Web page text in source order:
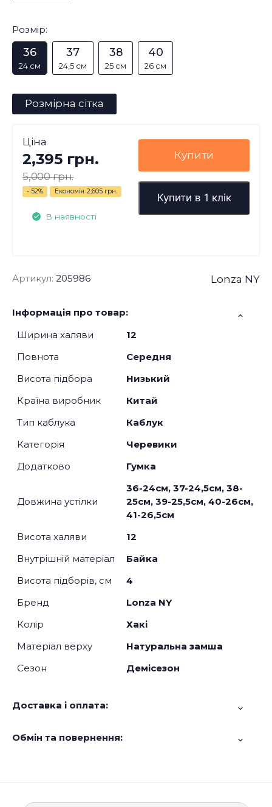
Розмір:
36
24 см
37
24,5 см
38
25 см
40
26 см
Розмірна сітка
Ціна
2,395 грн.
5,000 грн.
- 52% Економія 2,605 грн.
В наявності
Купити
Купити в 1 клік
Артикул: 205986 Lonza NY
Інформація про товар:
Ширина халяви
12
Повнота
Середня
Висота підбора
Низький
Країна виробник
Китай
Тип каблука
Каблук
Категорія
Черевики
Додатково
Гумка
Довжина устілки
36-24см, 37-24,5см, 38-
25см, 39-25,5см, 40-26см,
41-26,5см
Висота халяви
12
Внутрішній матеріал
Байка
Висота підборів, см
4
Бренд
Lonza NY
Колір
Хакі
Матеріал верху
Натуральна замша
Сезон
Демісезон
Доставка і оплата:
Обмін та повернення: